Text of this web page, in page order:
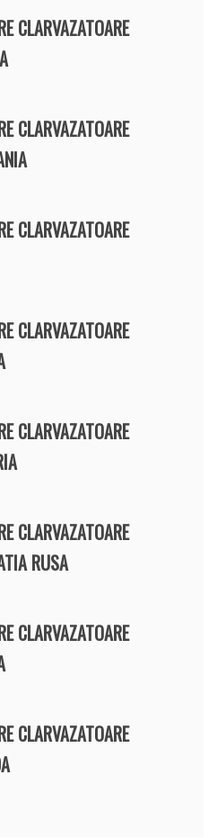
CLARVAZATOARE
CLARVAZATOARE
CLARVAZATOARE
CLARVAZATOARE
CLARVAZATOARE
CLARVAZATOARE
RUSA
CLARVAZATOARE
CLARVAZATOARE